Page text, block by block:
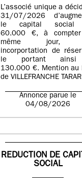
L’associé unique a
31/07/2026
le capital social
60.000 €, à
même jour,
incorportation de
le portant
130.000 €. Mention au
de VILLEFRANCHE
Annonce parue le
04/08/2026
REDUCTION DE
SOCIAL